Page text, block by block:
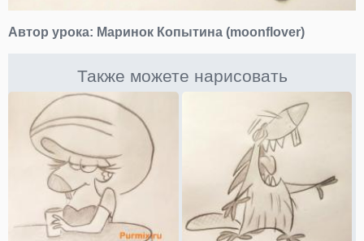
Автор урока: Маринок Копытина (moonflover)
Также можете нарисовать